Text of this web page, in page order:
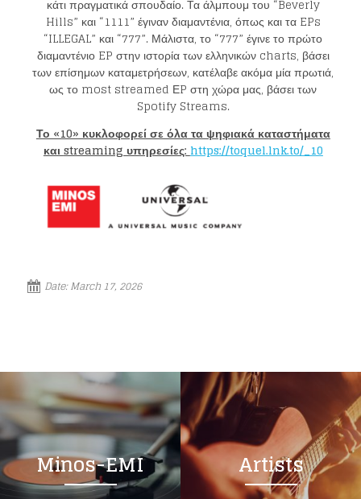
κάτι πραγματικά σπουδαίο. Τα άλμπουμ του “Beverly
Hills” και “1111” έγιναν διαμαντένια, όπως και τα EPs
“ILLEGAL” και “777”. Μάλιστα, το “777” έγινε το πρώτο
διαμαντένιο EP στην ιστορία των ελληνικών charts, βάσει
των επίσημων καταμετρήσεων, κατέλαβε ακόμα μία πρωτιά,
ως το most streamed ΕP στη χώρα μας, βάσει των
Spotify Streams.
Το «10» κυκλοφορεί σε όλα τα ψηφιακά καταστήματα
καιstreaming υπηρεσίες:https://toquel.lnk.to/_10
Date:March 17, 2026
Minos-EMI Artists
Loading your form, please wait...